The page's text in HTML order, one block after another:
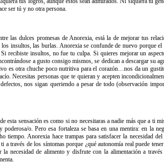
​ser​ ​tú​ ​y​ ​no​ ​otra​ ​persona.
las dulces promesas de Anorexia, está la de mejorar tus
insultos, las burlas. Anorexia se confunde de nuevo porque
recibiste insultos, no fue tu culpa. Si quieres mejorar un
a gusto consigo mismos, se dedican a descargar su
es otra chuche poco nutritiva para el corazón…nos da un
Necesitas personas que te quieran y acepten
nos sigan queriendo a pesar de todo (observación
esta sensación es como si no necesitaras a nadie más que a ti
o. Pero esa fortaleza se basa en una mentira: en la
tiempo. Anorexia hace trampas para satisfacer la necesidad
​a través de los síntomas porque ¿qué autonomía real puede
la necesidad de alimento y disfrute con la alimentación a